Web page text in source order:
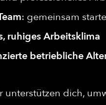
: gemeinsam
ruhiges Arbeitsklima
betriebliche
unterstützen dich,